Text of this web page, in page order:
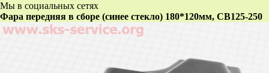
Мы в социальных сетях
Фара передняя в сборе (синее стекло) 180*120мм, CB125-250